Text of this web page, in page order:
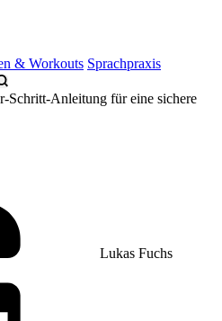
& Workouts Sprachpraxis
Schritt-Anleitung für eine sichere
Lukas Fuchs